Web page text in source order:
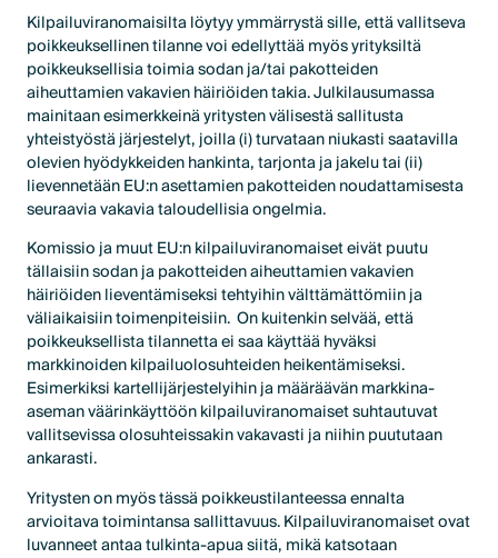
Kilpailuviranomaisilta löytyy ymmärrystä sille, että vallitseva
poikkeuksellinen tilanne voi edellyttää myös yrityksiltä
poikkeuksellisia toimia sodan ja/tai pakotteiden
aiheuttamien vakavien häiriöiden takia. Julkilausumassa
mainitaan esimerkkeinä yritysten välisestä sallitusta
yhteistyöstä järjestelyt, joilla (i) turvataan niukasti saatavilla
olevien hyödykkeiden hankinta, tarjonta ja jakelu tai (ii)
lievennetään EU:n asettamien pakotteiden noudattamisesta
seuraavia vakavia taloudellisia ongelmia.
Komissio ja muut EU:n kilpailuviranomaiset eivät puutu
tällaisiin sodan ja pakotteiden aiheuttamien vakavien
häiriöiden lieventämiseksi tehtyihin välttämättömiin ja
väliaikaisiin toimenpiteisiin. On kuitenkin selvää, että
poikkeuksellista tilannetta ei saa käyttää hyväksi
markkinoiden kilpailuolosuhteiden heikentämiseksi.
Esimerkiksi kartellijärjestelyihin ja määräävän markkina-
aseman väärinkäyttöön kilpailuviranomaiset suhtautuvat
vallitsevissa olosuhteissakin vakavasti ja niihin puututaan
ankarasti.
Yritysten on myös tässä poikkeustilanteessa ennalta
arvioitava toimintansa sallittavuus. Kilpailuviranomaiset ovat
luvanneet antaa tulkinta-apua siitä, mikä katsotaan